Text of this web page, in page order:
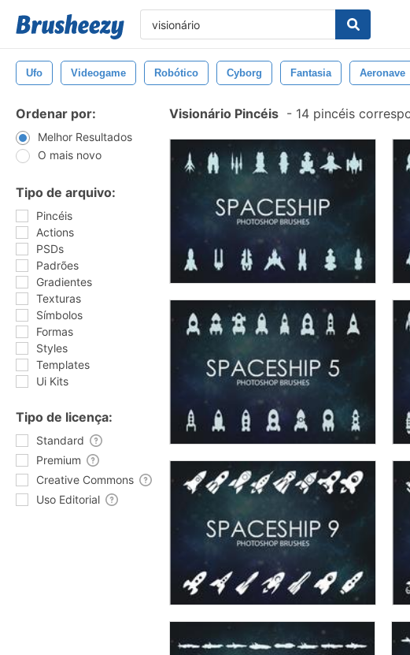
Ufo Videogame Robótico Cyborg Fantasia Aeronave
Ordenar por:
Melhor Resultados
O mais novo
Tipo de arquivo:
Pincéis
Actions
PSDs
Padrões
Gradientes
Texturas
Símbolos
Formas
Styles
Templates
Ui Kits
Tipo de licença:
Standard
Premium
Creative Commons
Uso Editorial
Visionário Pincéis - 14 pincéis